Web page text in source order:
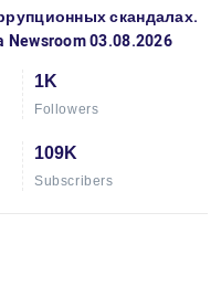
скандалах.
03.08.2026
1K
Followers
109K
Subscribers